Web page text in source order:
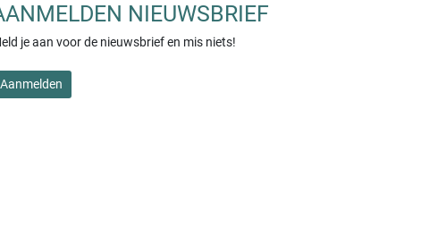
NIEUWSBRIEF
je aan voor de nieuwsbrief en mis niets!
Aanmelden